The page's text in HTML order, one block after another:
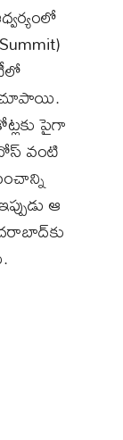
చూపాయి.
పైగా
వంటి
ఆ